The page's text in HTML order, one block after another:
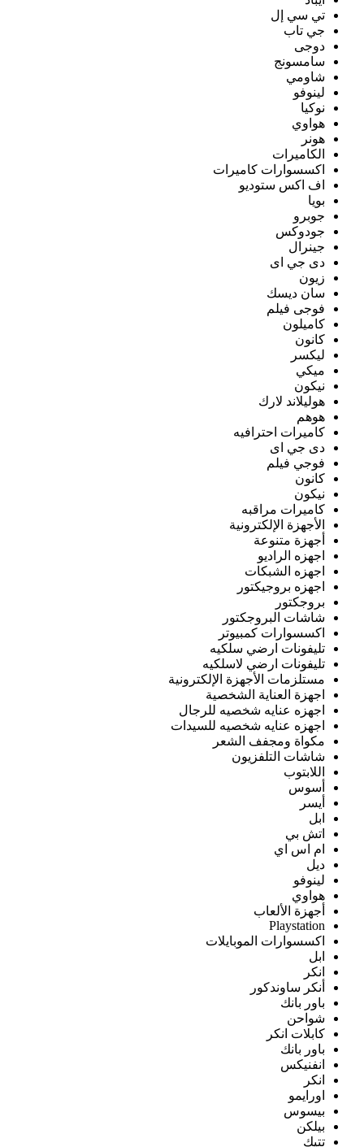
تي سي إل
جي تاب
دوجى
سامسونج
شاومي
لينوفو
نوكيا
هواوي
هونر
الكاميرات
اكسسوارات كاميرات
اف اكس ستوديو
بويا
جوبرو
جودوكس
جينرال
دى جي اى
زيون
سان ديسك
فوجى فيلم
كاميلون
كانون
ليكسر
ميكي
نيكون
هوليلاند لارك
هوهم
كاميرات احترافيه
دى جي اى
فوجي فيلم
كانون
نيكون
كاميرات مراقبه
الأجهزة الإلكترونية
أجهزة متنوعة
اجهزه الراديو
اجهزه الشبكات
اجهزه بروجيكتور
بروجكتور
شاشات البروجكتور
اكسسوارات كمبيوتر
تليفونات ارضي سلكيه
تليفونات ارضي لاسلكيه
مستلزمات الأجهزة الإلكترونية
اجهزة العناية الشخصية
اجهزه عنايه شخصيه للرجال
اجهزه عنايه شخصيه للسيدات
مكواة ومجفف الشعر
شاشات التلفزيون
اللابتوب
أسوس
أيسر
ابل
اتش بي
ام اس اي
ديل
لينوفو
هواوي
أجهزة الألعاب
Playstation
اكسسوارات الموبايلات
ابل
انكر
أنكر ساوندكور
باور بانك
شواحن
كابلات انكر
باور بانك
انفنيكس
انكر
اورايمو
بيسوس
بيلكن
تتيك